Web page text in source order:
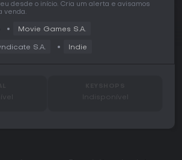
desde o início. Cria um alerta e avisamos
venda.
Movie Games S.A.
S.A. Indie
Indisponível